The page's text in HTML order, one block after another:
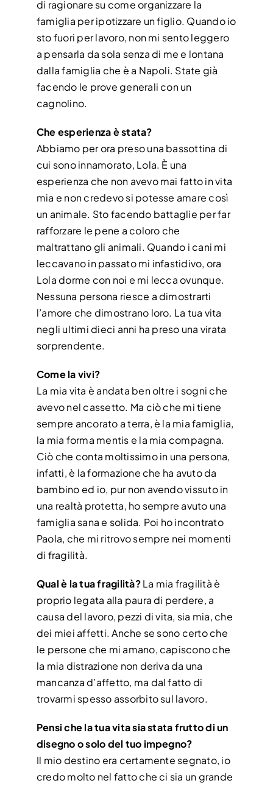
di ragionare su come organizzare la
famiglia per ipotizzare un figlio. Quando io
sto fuori per lavoro, non mi sento leggero
a pensarla da sola senza di me e lontana
dalla famiglia che è a Napoli. State già
facendo le prove generali con un
cagnolino.
Che esperienza è stata?
Abbiamo per ora preso una bassottina di
cui sono innamorato, Lola. È una
esperienza che non avevo mai fatto in vita
mia e non credevo si potesse amare così
un animale. Sto facendo battaglie per far
rafforzare le pene a coloro che
maltrattano gli animali. Quando i cani mi
leccavano in passato mi infastidivo, ora
Lola dorme con noi e mi lecca ovunque.
Nessuna persona riesce a dimostrarti
l’amore che dimostrano loro. La tua vita
negli ultimi dieci anni ha preso una virata
sorprendente.
Come la vivi?
La mia vita è andata ben oltre i sogni che
avevo nel cassetto. Ma ciò che mi tiene
sempre ancorato a terra, è la mia famiglia,
la mia forma mentis e la mia compagna.
Ciò che conta moltissimo in una persona,
infatti, è la formazione che ha avuto da
bambino ed io, pur non avendo vissuto in
una realtà protetta, ho sempre avuto una
famiglia sana e solida. Poi ho incontrato
Paola, che mi ritrovo sempre nei momenti
di fragilità.
Qual è la tua fragilità?La mia fragilità è
proprio legata alla paura di perdere, a
causa del lavoro, pezzi di vita, sia mia, che
dei miei affetti. Anche se sono certo che
le persone che mi amano, capiscono che
la mia distrazione non deriva da una
mancanza d’affetto, ma dal fatto di
trovarmi spesso assorbito sul lavoro.
Pensi che la tua vita sia stata frutto di un
disegno o solo del tuo impegno?
Il mio destino era certamente segnato, io
credo molto nel fatto che ci sia un grande